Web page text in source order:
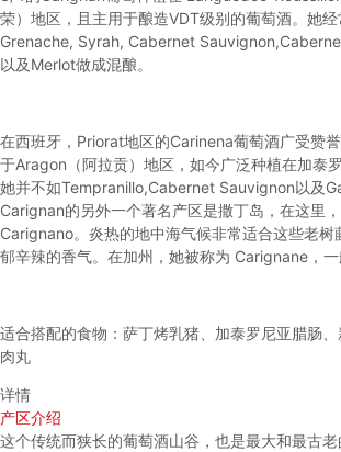
荣）地区，且主用于酿造VDT级别的葡萄酒。她
Grenache, Syrah, Cabernet
以及Merlot做成混酿。
在西班牙，Priorat地区的Carinena葡萄酒广受赞
于Aragon（阿拉贡）地区，如今广泛种植在加泰
她并不如Tempranillo,Cabernet Sauvignon以及
Carignan的另外一个著名产区是撒丁岛，在这里
Carignano。炎热的地中海气候非常适合这些老树
郁辛辣的香气。在加州，她被称为 Carignane，一
适合搭配的食物：萨丁烤乳猪、加泰罗尼亚腊肠
肉丸
详情
产区介绍
这个传统而狭长的葡萄酒山谷，也是最大和最古